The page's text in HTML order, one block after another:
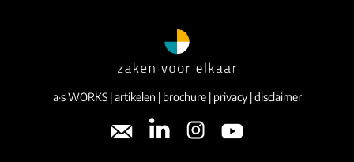
a·s WORKS|artikelen | brochure| privacy|disclaimer